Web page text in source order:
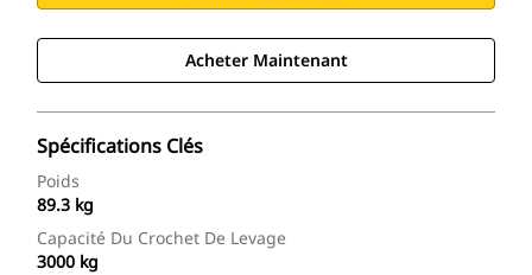
Acheter Maintenant
Spécifications Clés
Poids
89.3 kg
Capacité Du Crochet De Levage
3000 kg